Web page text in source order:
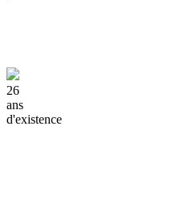
26
ans
d'existence